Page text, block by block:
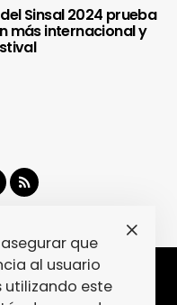
Sinsal 2024 prueba
más internacional y
que
al usuario
utilizando este